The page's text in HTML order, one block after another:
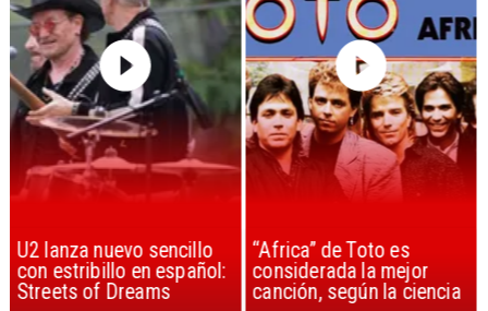
U2 lanza nuevo sencillo
con estribillo en español:
Streets of Dreams
“Africa” de Toto es
considerada la mejor
canción, según la ciencia